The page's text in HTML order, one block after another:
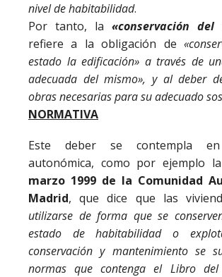
nivel de habitabilidad.
Por tanto, la «conservación del
refiere a la obligación de
estado la edificación» a través de
adecuada del mismo», y al deber
obras necesarias para su adecuado
NORMATIVA
Este deber se contempla en
autonómica, como por ejemplo la
marzo 1999 de la Comunidad
Madrid, que dice que las
utilizarse de forma que se
estado
de habitabilidad o
conservación y mantenimiento se
normas que contenga el Libro del